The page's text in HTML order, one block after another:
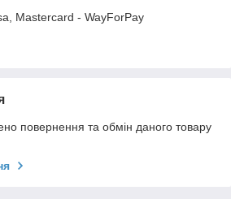
Mastercard - WayForPay
повернення та обмін даного товару